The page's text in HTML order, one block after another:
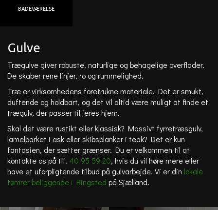
BADEVÆRELSE
Gulve
Trægulve giver robuste, naturlige og behagelige overflader.
De skaber rene linjer, ro og rummelighed.
Træ er virksomhedens foretrukne materiale. Det er smukt,
duftende og holdbart, og det vil altid være muligt at finde et
trægulv, der passer til jeres hjem.
Skal det være rustikt eller klassisk? Massivt fyrretræsgulv,
lamelparket i ask eller skibsplanker i teak? Det er kun
fantasien, der sætter grænser. Du er velkommen til at
kontakte os på tlf. 40 95 59 20, hvis du vil høre mere eller
have et uforpligtende tilbud på gulvarbejde. Vi er din lokale
tømrer beliggende i Ringsted på Sjælland.